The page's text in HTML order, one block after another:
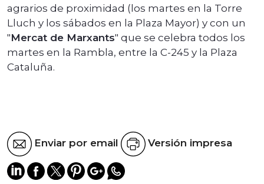
agrarios de proximidad (los martes en la Torre
Lluch y los sábados en la Plaza Mayor) y con un
"Mercat de Marxants" que se celebra todos los
martes en la Rambla, entre la C-245 y la Plaza
Cataluña.
Enviar por email Versión impresa